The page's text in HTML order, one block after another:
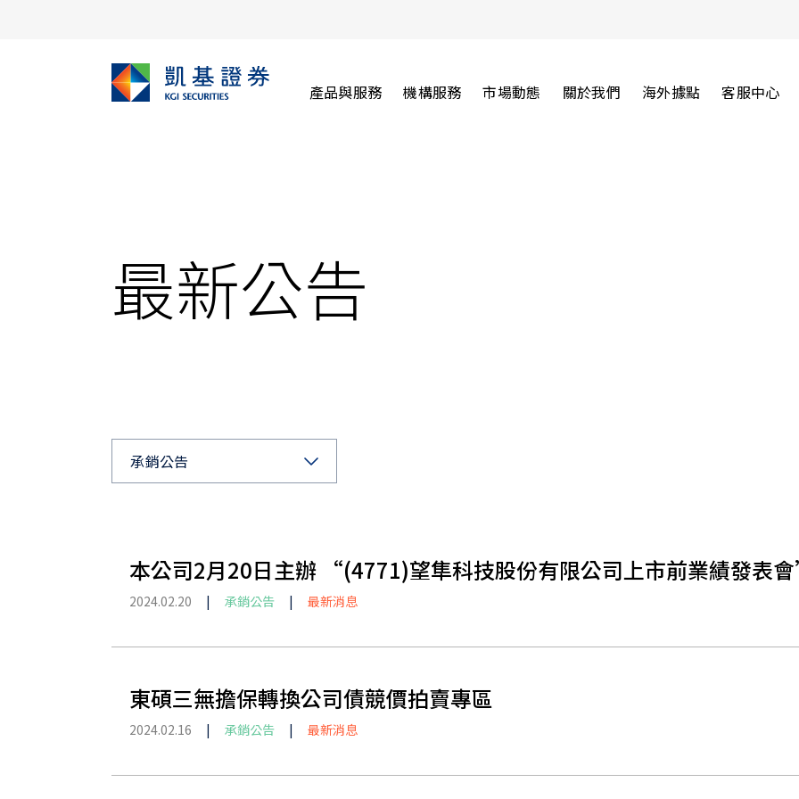
產品與服務 機構服務 市場動態 關於我們 海外據點 客服中心
最新公告
承銷公告
本公司2月20日主辦 “(4771)望隼科技股份有限公司上市前業績發表
2024.02.20 | 承銷公告 | 最新消息
東碩三無擔保轉換公司債競價拍賣專區
2024.02.16 | 承銷公告 | 最新消息